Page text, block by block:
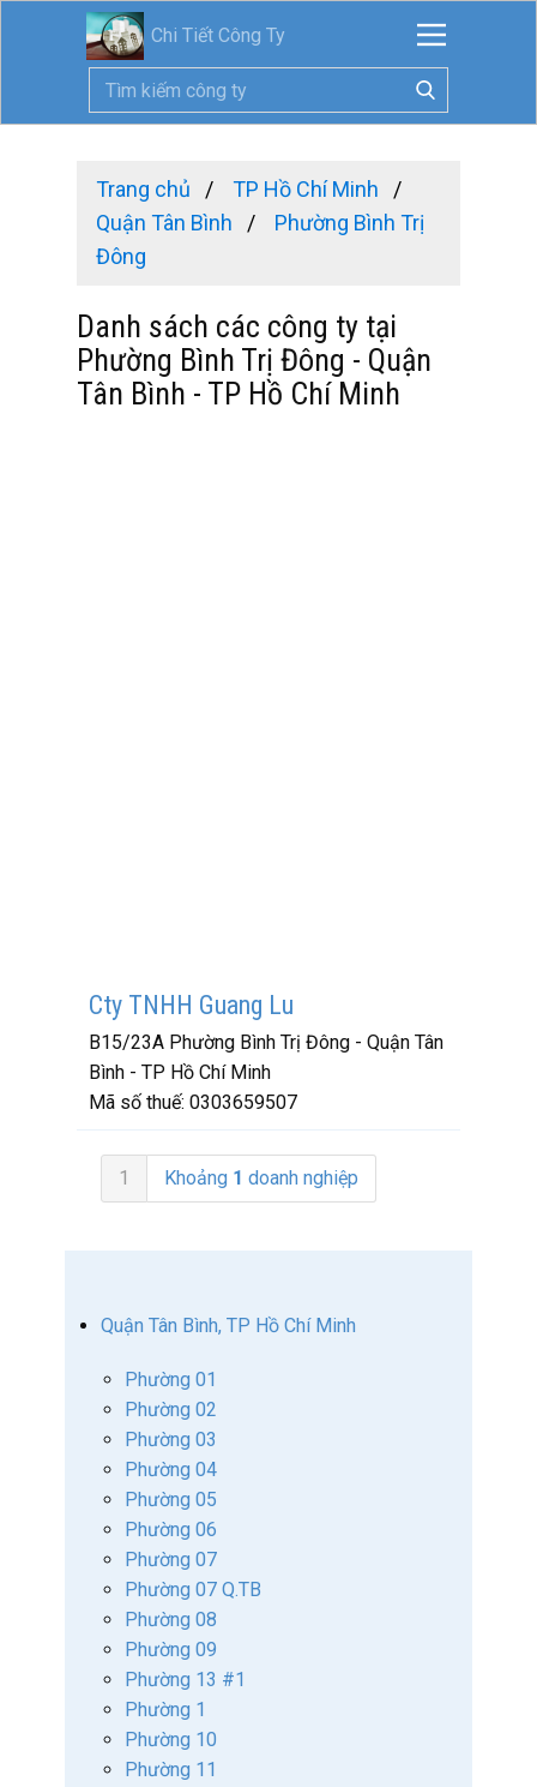
Chi Tiết Công Ty
Trang chủ
TP Hồ Chí Minh
Quận Tân Bình
Phường Bình Trị
Đông
Danh sách các công ty tại
Phường Bình Trị Đông - Quận
Tân Bình - TP Hồ Chí Minh
Cty TNHH Guang Lu
B15/23A Phường Bình Trị Đông - Quận Tân
Bình - TP Hồ Chí Minh
Mã số thuế: 0303659507
1 Khoảng 1 doanh nghiệp
Quận Tân Bình, TP Hồ Chí Minh
Phường 01
Phường 02
Phường 03
Phường 04
Phường 05
Phường 06
Phường 07
Phường 07 Q.TB
Phường 08
Phường 09
Phường 13 #1
Phường 1
Phường 10
Phường 11